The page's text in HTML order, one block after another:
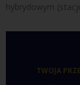
hybrydowym
TWOJA